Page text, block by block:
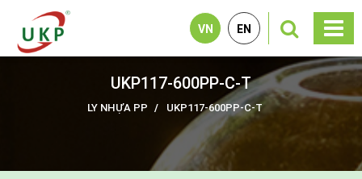
VN EN
UKP117-600PP-C-T
LY NHỰA PP UKP117-600PP-C-T